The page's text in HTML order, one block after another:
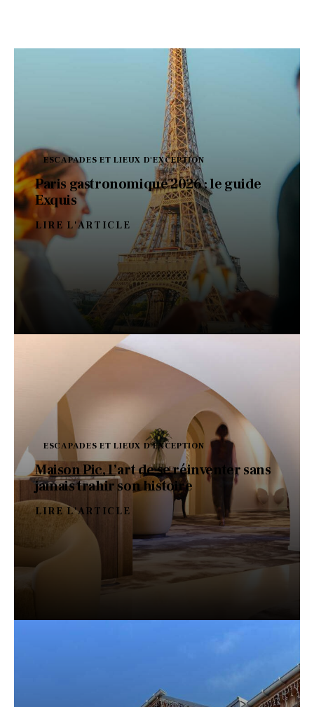
ESCAPADES ET LIEUX D'EXCEPTION
Paris gastronomique 2026 : le guide
Exquis
LIRE L'ARTICLE
ESCAPADES ET LIEUX D'EXCEPTION
Maison Pic, l’art de se réinventer sans
jamais trahir son histoire
LIRE L'ARTICLE